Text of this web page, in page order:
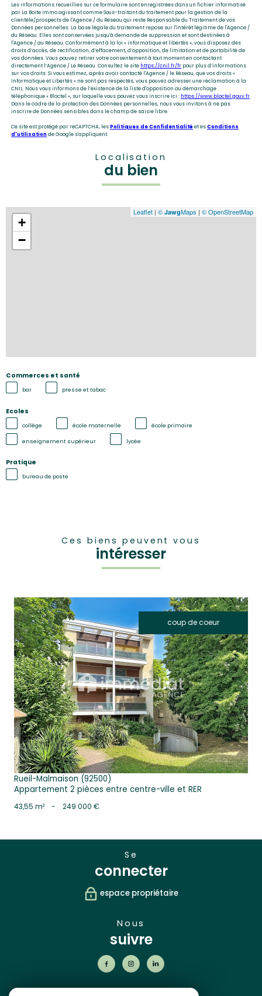
Les informations recueillies sur ce formulaire sont enregistrées dans un fichier informatisé
par La Boite Immo agissant comme Sous-traitant du traitement pour la gestion de la
clientèle/prospects de l'Agence / du Réseau qui reste Responsable du Traitement de vos
Données personnelles. La base légale du traitement repose sur l'intérêt légitime de l'Agence /
du Réseau. Elles sont conservées jusqu'à demande de suppression et sont destinées à
l'Agence / au Réseau. Conformément à la loi « informatique et libertés », vous disposez des
droits d’accès, de rectification, d’effacement, d’opposition, de limitation et de portabilité de
vos données. Vous pouvez retirer votre consentement à tout moment en contactant
directement l’Agence / Le Réseau. Consultez le site https://cnil.fr/fr pour plus d’informations
sur vos droits. Si vous estimez, après avoir contacté l'Agence / le Réseau, que vos droits «
Informatique et Libertés » ne sont pas respectés, vous pouvez adresser une réclamation à la
CNIL. Nous vous informons de l’existence de la liste d'opposition au démarchage
téléphonique « Bloctel », sur laquelle vous pouvez vous inscrire ici : https://www.bloctel.gouv.fr.
Dans le cadre de la protection des Données personnelles, nous vous invitons à ne pas
inscrire de Données sensibles dans le champ de saisie libre.
Ce site est protégé par reCAPTCHA, lesPolitiques de Confidentialitéet esConditions
d'utilisationde Google s'appliquent.
Localisation
du bien
+
−
Leaflet | © JawgMaps | © OpenStreetMap
Commerces et santé
bar presse et tabac
Ecoles
collège école maternelle école primaire
enseignement supérieur lycée
Pratique
bureau de poste
Ces biens peuvent vous
intéresser
coup de coeur
voir le bien
Rueil-Malmaison (92500)
Appartement 2 pièces entre centre-ville et RER
43,55 m² - 249 000 €
se
connecter
espace propriétaire
nous
suivre